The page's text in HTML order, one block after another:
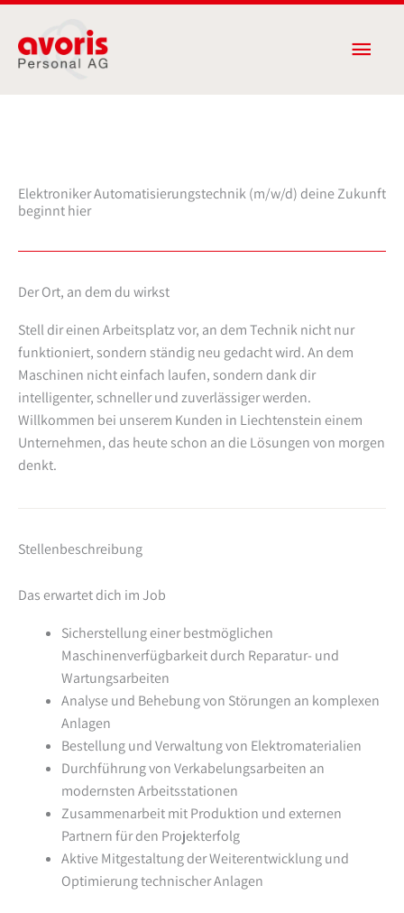
Inhalt
springen
Elektroniker Automatisierungstechnik (m/w/d) deine Zukunft
beginnt hier
Der Ort, an dem du wirkst
Stell dir einen Arbeitsplatz vor, an dem Technik nicht nur
funktioniert, sondern ständig neu gedacht wird. An dem
Maschinen nicht einfach laufen, sondern dank dir
intelligenter, schneller und zuverlässiger werden.
Willkommen bei unserem Kunden in Liechtenstein einem
Unternehmen, das heute schon an die Lösungen von morgen
denkt.
Stellenbeschreibung
Das erwartet dich im Job
Sicherstellung einer bestmöglichen
Maschinenverfügbarkeit durch Reparatur- und
Wartungsarbeiten
Analyse und Behebung von Störungen an komplexen
Anlagen
Bestellung und Verwaltung von Elektromaterialien
Durchführung von Verkabelungsarbeiten an
modernsten Arbeitsstationen
Zusammenarbeit mit Produktion und externen
Partnern für den Projekterfolg
Aktive Mitgestaltung der Weiterentwicklung und
Optimierung technischer Anlagen